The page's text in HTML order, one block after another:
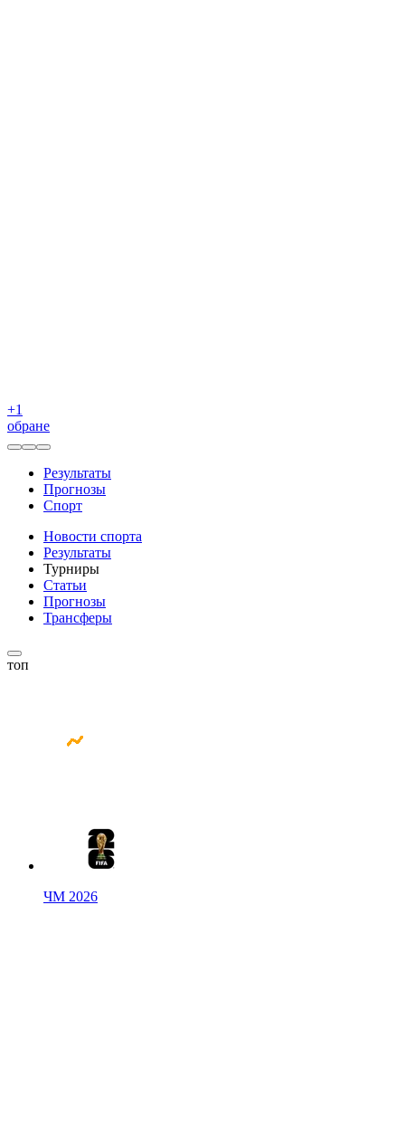
+1
обране
Результаты
Прогнозы
Спорт
Новости спорта
Результаты
Турниры
Статьи
Прогнозы
Трансферы
топ
ЧМ 2026